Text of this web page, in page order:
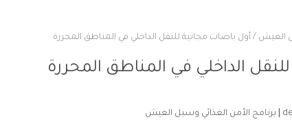
العيش / أول باصات مجانية للنقل الداخلي في المناطق المحررة
الداخلي في المناطق المحررة
برنامج الأمن الغذائي وسبل العيش